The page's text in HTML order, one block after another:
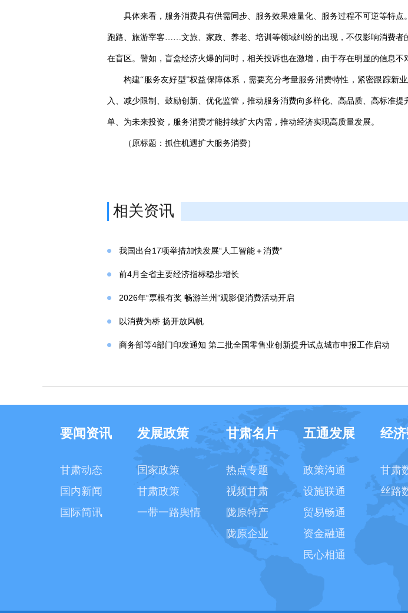
具体来看，服务消费具有供需同步、服务效果难量化、服务过程不可逆等特
跑路、旅游宰客……文旅、家政、养老、培训等领域纠纷的出现，不仅影响消费
在盲区。譬如，盲盒经济火爆的同时，相关投诉也在激增，由于存在明显的信息不
构建“服务友好型”权益保障体系，需要充分考量服务消费特性，紧密跟踪
入、减少限制、鼓励创新、优化监管，推动服务消费向多样化、高品质、高标准
单、为未来投资，服务消费才能持续扩大内需，推动经济实现高质量发展。
（原标题：抓住机遇扩大服务消费）
相关资讯
我国出台17项举措加快发展“人工智能＋消费”
前4月全省主要经济指标稳步增长
2026年“票根有奖 畅游兰州”观影促消费活动开启
以消费为桥 扬开放风帆
商务部等4部门印发通知 第二批全国零售业创新提升试点城市申报工作启动
要闻资讯
甘肃动态
国内新闻
国际简讯
发展政策
国家政策
甘肃政策
一带一路舆情
甘肃名片
热点专题
视频甘肃
陇原特产
陇原企业
五通发展
政策沟通
设施联通
贸易畅通
资金融通
民心相通
经
甘肃
丝路